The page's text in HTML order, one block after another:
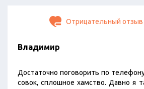
Отрицательный отзыв
Владимир
Достаточно поговорить по
совок, сплошное хамство. Давно я